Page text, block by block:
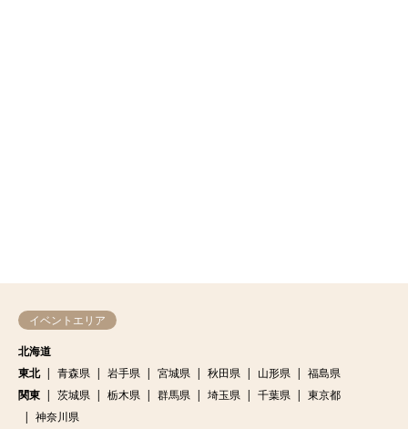
イベントエリア
北海道
東北
青森県 岩手県 宮城県 秋田県 山形県
福島県
関東
茨城県 栃木県 群馬県 埼玉県 千葉県
東京都
神奈川県